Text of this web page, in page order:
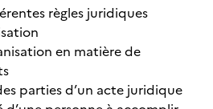
règles juridiques
en matière de
parties d’un acte juridique